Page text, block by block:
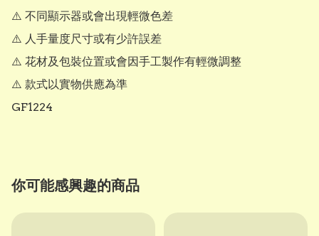
⚠️ 不同顯示器或會出現輕微色差
⚠️ 人手量度尺寸或有少許誤差
⚠️ 花材及包裝位置或會因手工製作有輕微調整
⚠️ 款式以實物供應為準
GF1224
你可能感興趣的商品